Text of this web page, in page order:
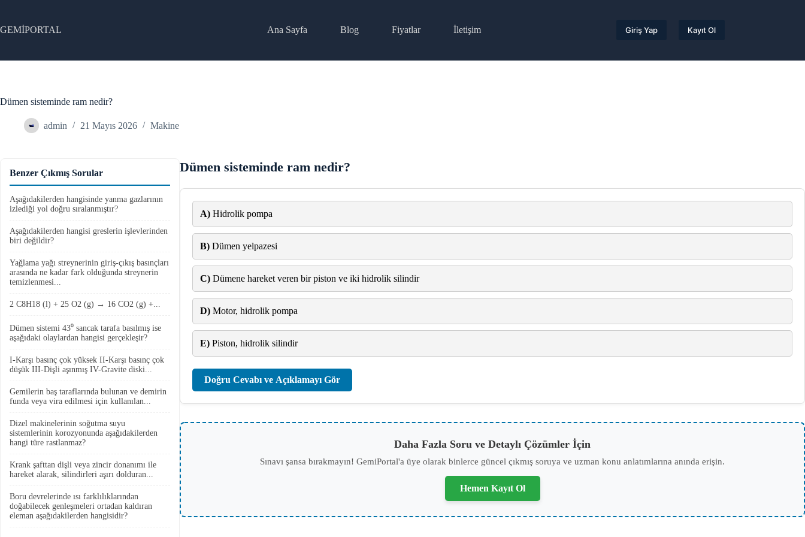
content
GEMİPORTAL Ana Sayfa Blog Fiyatlar İletişim Giriş Yap Kayıt Ol
Dümen sisteminde ram nedir?
admin 21 Mayıs 2026 Makine
Dümen sisteminde ram nedir?
A) Hidrolik pompa
B) Dümen yelpazesi
C) Dümene hareket veren bir piston ve iki hidrolik silindir
D) Motor, hidrolik pompa
E) Piston, hidrolik silindir
Doğru Cevabı ve Açıklamayı Gör
Daha Fazla Soru ve Detaylı Çözümler İçin
Sınavı şansa bırakmayın! GemiPortal'a üye olarak binlerce güncel çıkmış soruya ve uzman konu anlatımlarına anında erişin.
Hemen Kayıt Ol
Benzer Çıkmış Sorular
Aşağıdakilerden hangisinde yanma gazlarının
izlediği yol doğru sıralanmıştır?
Aşağıdakilerden hangisi greslerin işlevlerinden
biri değildir?
Yağlama yağı streynerinin giriş-çıkış basınçları
arasında ne kadar fark olduğunda streynerin
temizlenmesi...
2 C8H18 (l) + 25 O2 (g) → 16 CO2 (g) +...
Dümen sistemi 43⁰ sancak tarafa basılmış ise
aşağıdaki olaylardan hangisi gerçekleşir?
I-Karşı basınç çok yüksek II-Karşı basınç çok
düşük III-Dişli aşınmış IV-Gravite diski...
Gemilerin baş taraflarında bulunan ve demirin
funda veya vira edilmesi için kullanılan...
Dizel makinelerinin soğutma suyu
sistemlerinin korozyonunda aşağıdakilerden
hangi türe rastlanmaz?
Krank şafttan dişli veya zincir donanımı ile
hareket alarak, silindirleri aşırı dolduran...
Boru devrelerinde ısı farklılıklarından
doğabilecek genleşmeleri ortadan kaldıran
eleman aşağıdakilerden hangisidir?